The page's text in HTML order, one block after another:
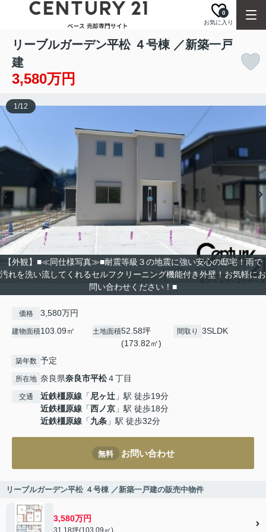
お気に入り
0
リーブルガーデン平松 ４号棟 ／新築一戸
建
3,580万円
【外観】■≪同仕様写真≫■耐震等級３の地震に強い安心の邸宅！雨で
汚れを洗い流してくれるセルフクリーニング機能付き外壁！お気軽にお
問い合わせください！■
1/12
価格 3,580万円
建物面積103.09㎡ 土地面積52.58坪
(173.82㎡)
間取り 3SLDK
築年数 予定
所在地 奈良県奈良市平松４丁目
交通 近鉄橿原線 「尼ヶ辻 」駅 徒歩19分
近鉄橿原線 「西ノ京 」駅 徒歩18分
近鉄橿原線 「九条 」駅 徒歩32分
無料 お問い合わせ
リーブルガーデン平松 ４号棟 ／新築一戸建の販売中物件
3,580万円
31.18坪(103.09㎡)